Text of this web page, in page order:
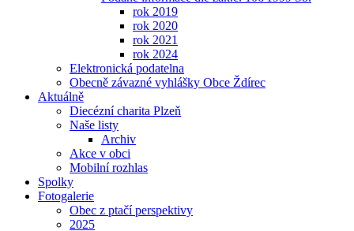
rok 2019
rok 2020
rok 2021
rok 2024
Elektronická podatelna
Obecně závazné vyhlášky Obce Ždírec
Aktuálně
Diecézní charita Plzeň
Naše listy
Archiv
Akce v obci
Mobilní rozhlas
Spolky
Fotogalerie
Obec z ptačí perspektivy
2025